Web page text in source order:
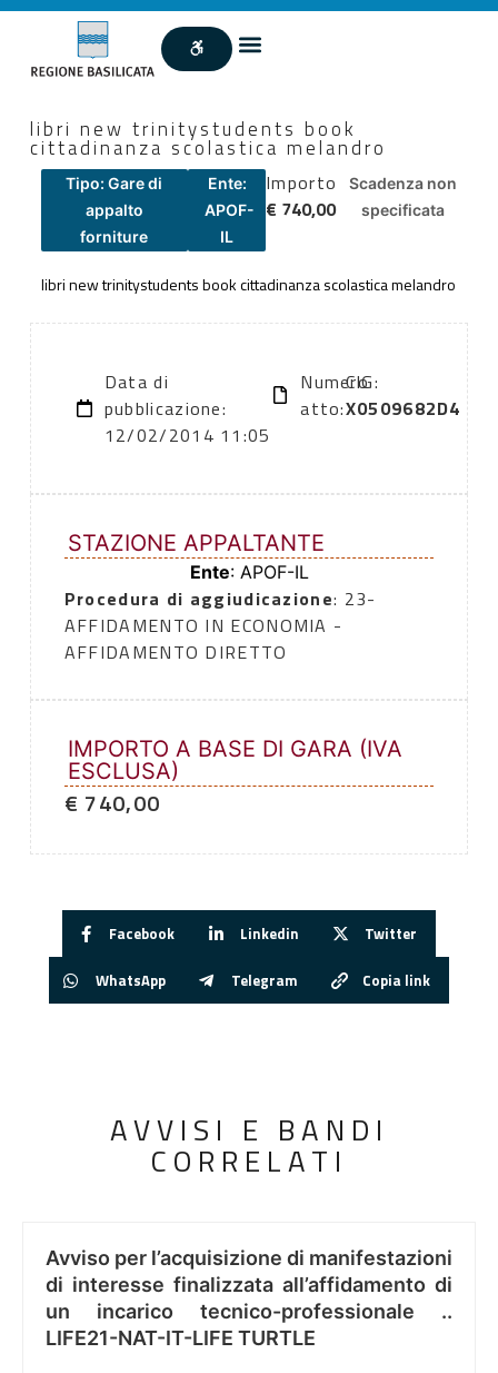
libri new trinitystudents book
cittadinanza scolastica melandro
Tipo: Gare di
appalto
forniture
Ente:
APOF-
IL
Importo
€ 740,00
Scadenza non
specificata
libri new trinitystudents book cittadinanza scolastica melandro
Data di
pubblicazione:
12/02/2014 11:05
Numero
atto:
CIG:
X0509682D4
STAZIONE APPALTANTE
Ente: APOF-IL
Procedura di aggiudicazione: 23-
AFFIDAMENTO IN ECONOMIA -
AFFIDAMENTO DIRETTO
IMPORTO A BASE DI GARA (IVA
ESCLUSA)
€ 740,00
Facebook Linkedin Twitter
WhatsApp Telegram Copia link
AVVISI E BANDI
CORRELATI
Avviso per l’acquisizione di manifestazioni
di interesse finalizzata all’affidamento di
un incarico tecnico-professionale ..
LIFE21-NAT-IT-LIFE TURTLE